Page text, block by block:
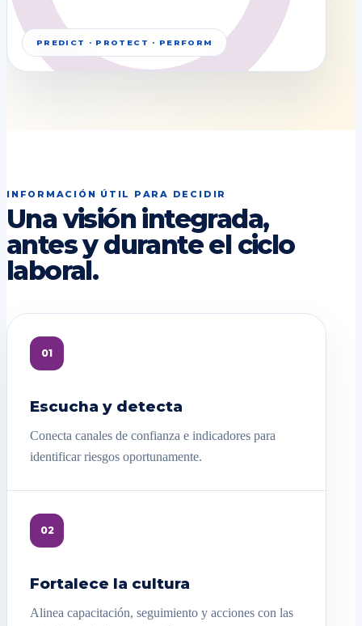
PREDICT · PROTECT · PERFORM
INFORMACIÓN ÚTIL PARA DECIDIR
Una visión integrada,
antes y durante el ciclo
laboral.
01
Escucha y detecta
Conecta canales de confianza e indicadores para
identificar riesgos oportunamente.
02
Fortalece la cultura
Alinea capacitación, seguimiento y acciones con las